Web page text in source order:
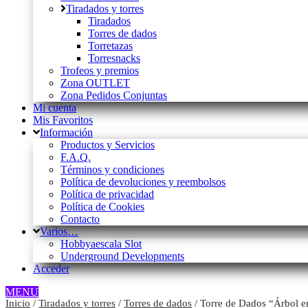
Tiradados y torres
Tiradados
Torres de dados
Torretazas
Torresnacks
Trofeos y premios
Zona OUTLET
Zona Pedidos Conjuntas
Mi cuenta
Mis Favoritos
Información
Productos y Servicios
F.A.Q.
Términos y condiciones
Política de devoluciones y reembolsos
Política de privacidad
Política de Cookies
Contacto
Varios…
Hobbyaescala Slot
Underground Developments
Acceder
MENU
Inicio / Tiradados y torres / Torres de dados / Torre de Dados “Árbol